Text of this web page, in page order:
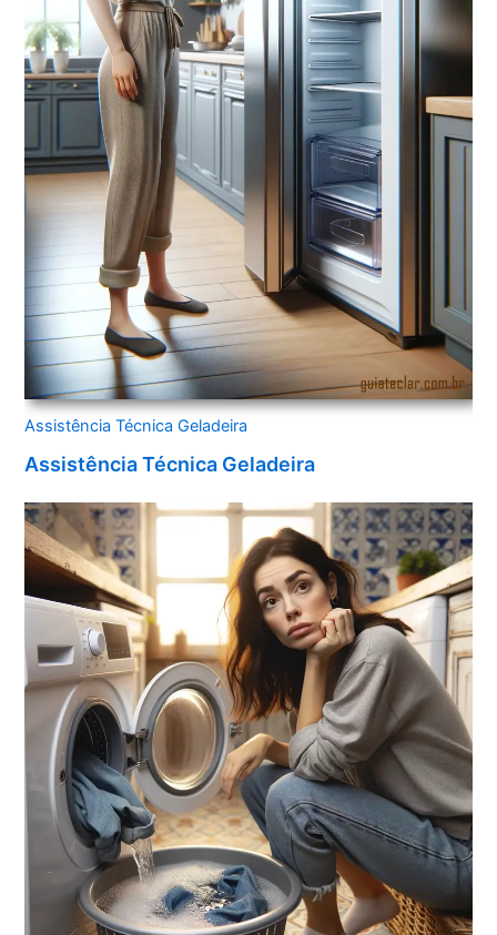
Assistência Técnica Geladeira
Assistência Técnica Geladeira